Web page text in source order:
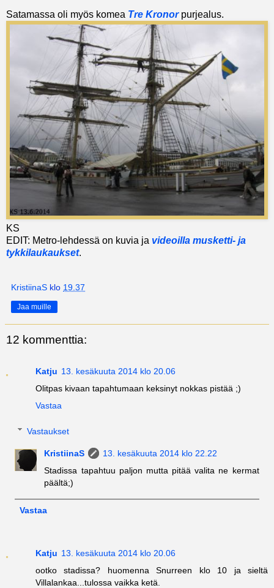
Satamassa oli myös komea Tre Kronorpurjealus.
KS
EDIT: Metro-lehdessä on kuvia ja videoilla musketti- ja
tykkilaukaukset.
KristiinaS klo 19.37
Jaa muille
12 kommenttia:
Katju 13. kesäkuuta 2014 klo 20.06
Olitpas kivaan tapahtumaan keksinyt nokkas pistää ;)
Vastaa
Vastaukset
KristiinaS
13. kesäkuuta 2014 klo 22.22
Stadissa tapahtuu paljon mutta pitää valita ne kermat
päältä;)
Vastaa
Katju 13. kesäkuuta 2014 klo 20.06
ootko stadissa? huomenna Snurreen klo 10 ja sieltä
Villalankaa...tulossa vaikka ketä.